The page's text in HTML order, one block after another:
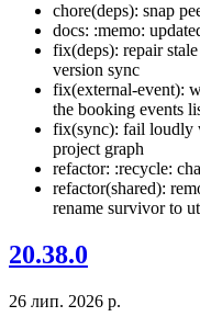
chore(deps): snap
docs: :memo:
fix(deps): repair
version sync
fix(external-event):
the booking events
fix(sync): fail loudly
project graph
refactor: :recycle:
refactor(shared):
rename survivor to
20.38.0
26 лип. 2026 р.